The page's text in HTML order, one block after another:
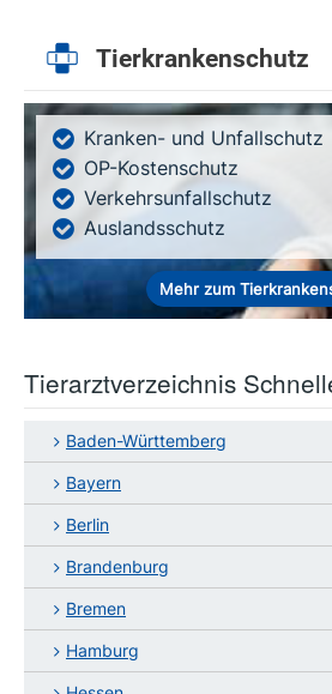
Tierkrankenschutz
Kranken- und Unfallschutz
OP-Kostenschutz
Verkehrsunfallschutz
Auslandsschutz
Mehr zum
Tierarztverzeichnis
Baden-Württemberg
Bayern
Berlin
Brandenburg
Bremen
Hamburg